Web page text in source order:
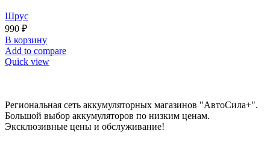
Шрус
990 ₽
В корзину
Add to compare
Quick view
Региональная сеть аккумуляторных магазинов "АвтоСила+".
Большой выбор аккумуляторов по низким ценам.
Эксклюзивные цены и обслуживание!